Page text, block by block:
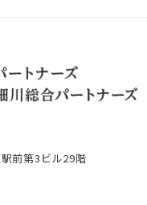
前第3ビル29階